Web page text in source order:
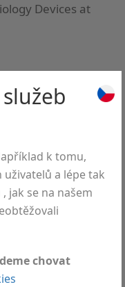
Devices at
k tomu,
a lépe tak
, jak se na našem
chovat